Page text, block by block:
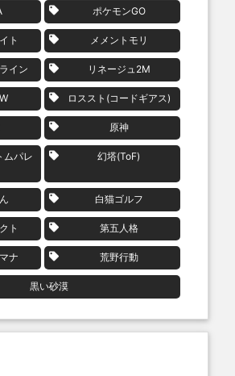
ポケモンGO
ト メメントモリ
イン リネージュ2M
ロススト(コードギアス)
原神
ムパレ
幻塔(ToF)
白猫ゴルフ
ト 第五人格
ナ 荒野行動
黒い砂漠